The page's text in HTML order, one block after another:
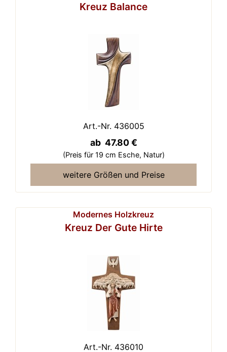
Kreuz Balance
Art.-Nr. 436005
ab 47.80 €
(Preis für 19 cm Esche, Natur)
weitere Größen und Preise
Modernes Holzkreuz
Kreuz Der Gute Hirte
Art.-Nr. 436010